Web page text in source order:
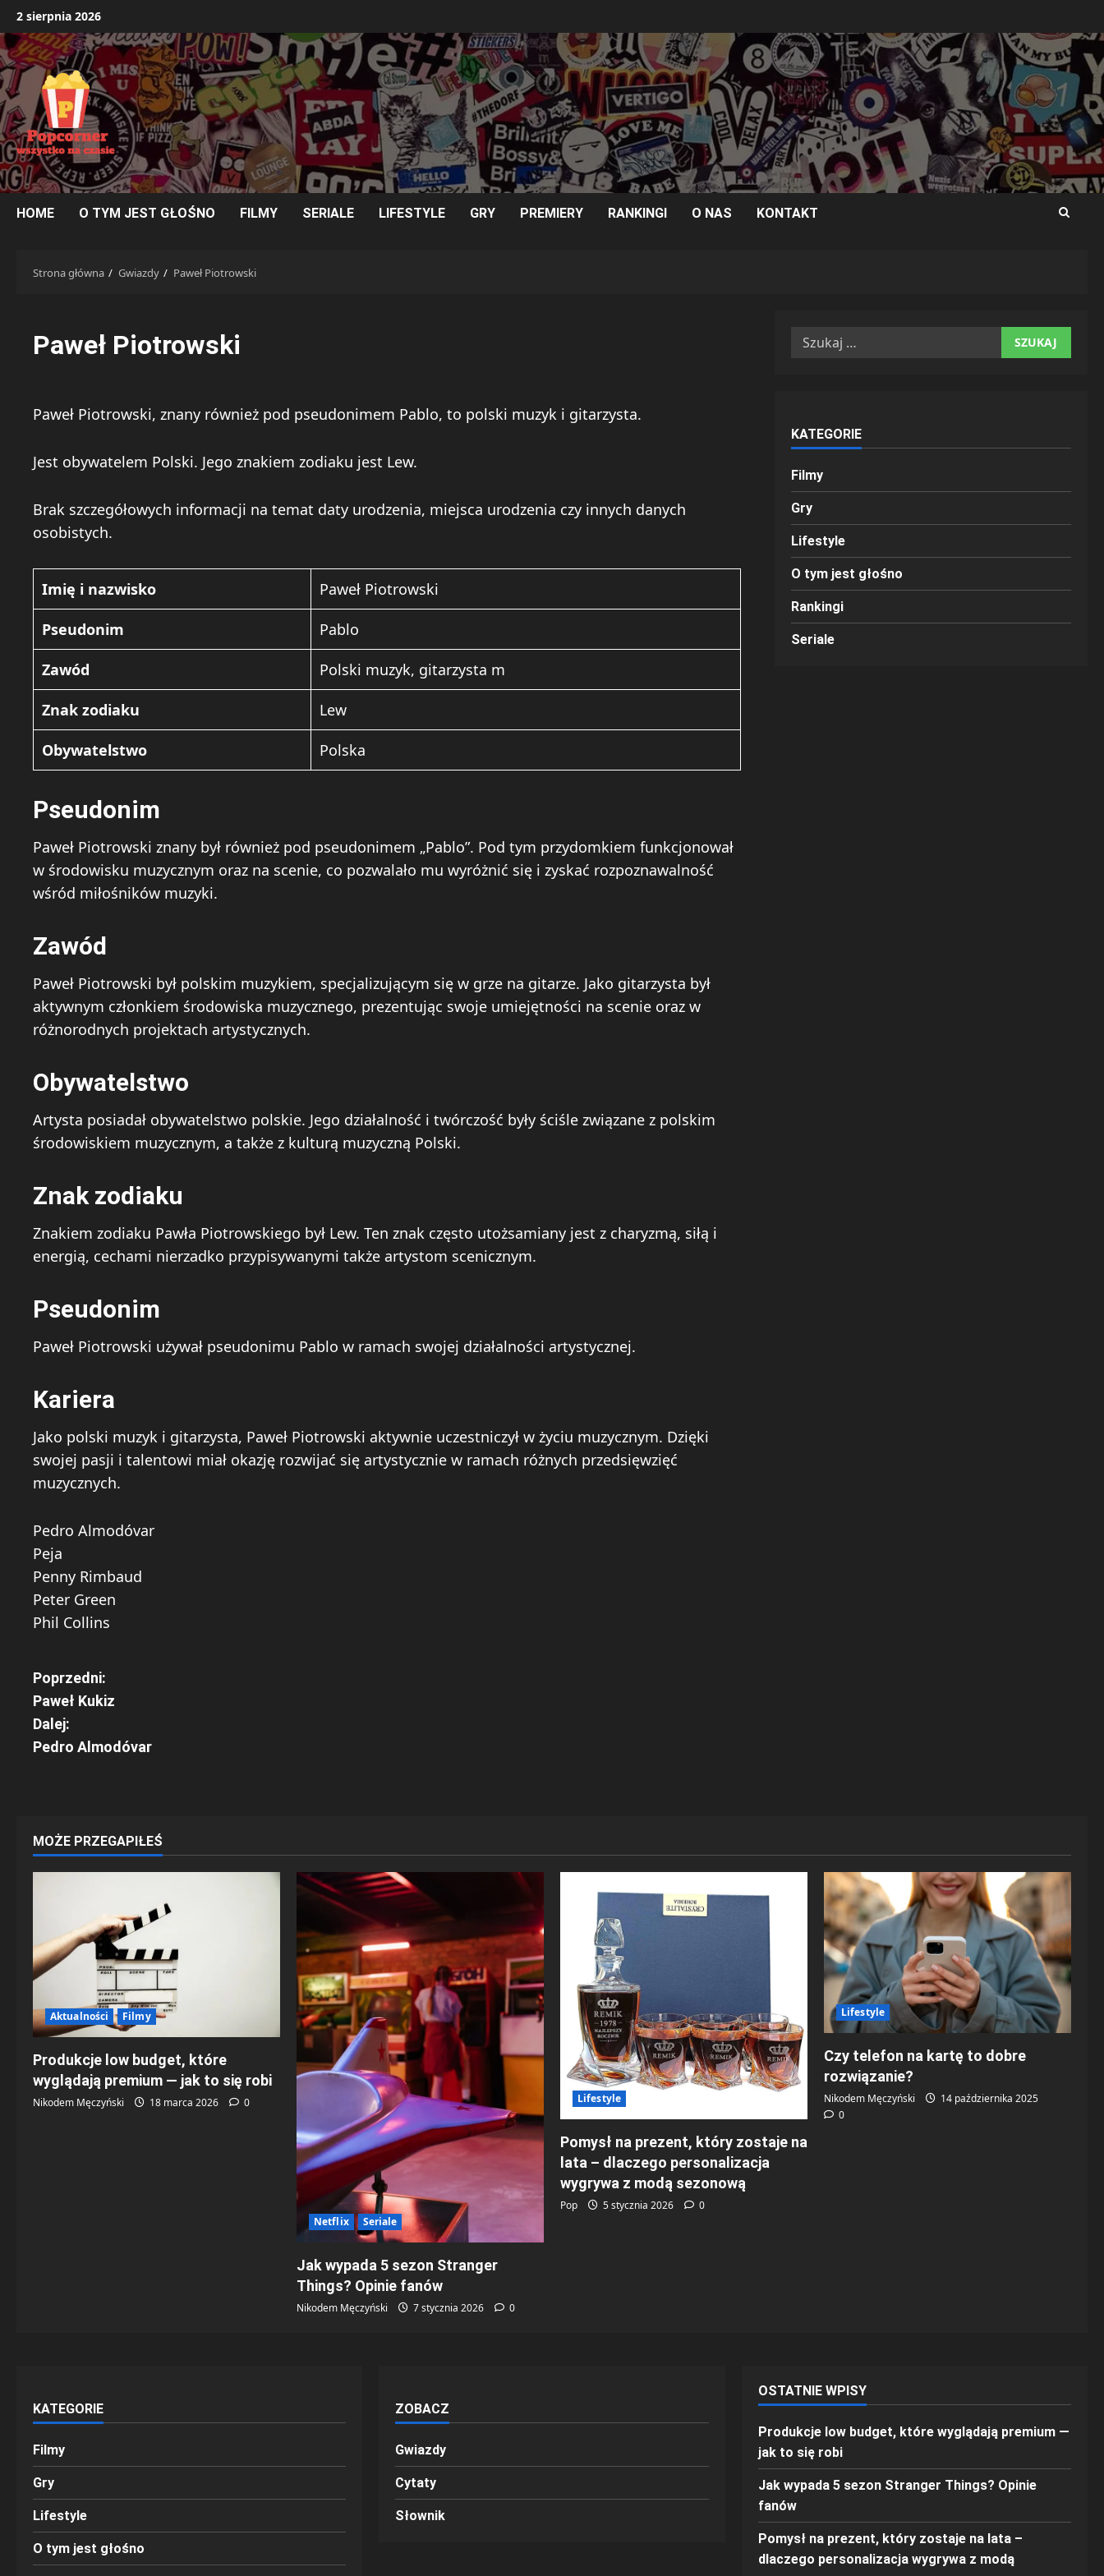
Przejdź
do
treści
2 sierpnia 2026
HOME O TYM JEST GŁOŚNO FILMY SERIALE LIFESTYLE GRY PREMIERY RANKINGI O NAS KONTAKT
Strona główna Gwiazdy Paweł Piotrowski
Paweł Piotrowski
Paweł Piotrowski, znany również pod pseudonimem Pablo, to polski muzyk i gitarzysta.
Jest obywatelem Polski. Jego znakiem zodiaku jest Lew.
Brak szczegółowych informacji na temat daty urodzenia, miejsca urodzenia czy innych danych
osobistych.
Imię i nazwisko Paweł Piotrowski
Pseudonim Pablo
Zawód Polski muzyk, gitarzysta m
Znak zodiaku Lew
Obywatelstwo Polska
Pseudonim
Paweł Piotrowski znany był również pod pseudonimem „Pablo”. Pod tym przydomkiem funkcjonował
w środowisku muzycznym oraz na scenie, co pozwalało mu wyróżnić się i zyskać rozpoznawalność
wśród miłośników muzyki.
Zawód
Paweł Piotrowski był polskim muzykiem, specjalizującym się w grze na gitarze. Jako gitarzysta był
aktywnym członkiem środowiska muzycznego, prezentując swoje umiejętności na scenie oraz w
różnorodnych projektach artystycznych.
Obywatelstwo
Artysta posiadał obywatelstwo polskie. Jego działalność i twórczość były ściśle związane z polskim
środowiskiem muzycznym, a także z kulturą muzyczną Polski.
Znak zodiaku
Znakiem zodiaku Pawła Piotrowskiego był Lew. Ten znak często utożsamiany jest z charyzmą, siłą i
energią, cechami nierzadko przypisywanymi także artystom scenicznym.
Pseudonim
Paweł Piotrowski używał pseudonimu Pablo w ramach swojej działalności artystycznej.
Kariera
Jako polski muzyk i gitarzysta, Paweł Piotrowski aktywnie uczestniczył w życiu muzycznym. Dzięki
swojej pasji i talentowi miał okazję rozwijać się artystycznie w ramach różnych przedsięwzięć
muzycznych.
Pedro Almodóvar
Peja
Penny Rimbaud
Peter Green
Phil Collins
Z
o
b
z
i
y
Poprzedni:
Paweł Kukiz
Dalej:
Pedro Almodóvar
Szukaj:
KATEGORIE
Filmy
Gry
Lifestyle
O tym jest głośno
Rankingi
Seriale
MOŻE PRZEGAPIŁEŚ
Aktualności Filmy
Produkcje low budget, które
wyglądają premium — jak to się robi
Nikodem Męczyński 18 marca 2026 0
Netflix Seriale
Jak wypada 5 sezon Stranger
Things? Opinie fanów
Nikodem Męczyński 7 stycznia 2026 0
Lifestyle
Pomysł na prezent, który zostaje na
lata – dlaczego personalizacja
wygrywa z modą sezonową
Pop 5 stycznia 2026 0
Lifestyle
Czy telefon na kartę to dobre
rozwiązanie?
Nikodem Męczyński
14 października 2025
0
KATEGORIE
Filmy
Gry
Lifestyle
O tym jest głośno
ZOBACZ
Gwiazdy
Cytaty
Słownik
OSTATNIE WPISY
Produkcje low budget, które wyglądają premium —
jak to się robi
Jak wypada 5 sezon Stranger Things? Opinie
fanów
Pomysł na prezent, który zostaje na lata –
dlaczego personalizacja wygrywa z modą